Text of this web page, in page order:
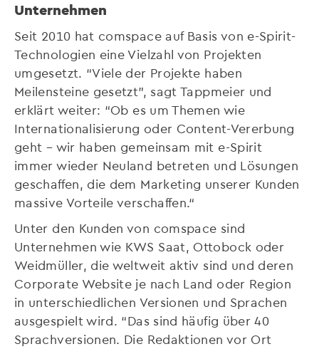
Unternehmen
Seit 2010 hat comspace auf Basis von e-Spirit-
Technologien eine Vielzahl von Projekten
umgesetzt. “Viele der Projekte haben
Meilensteine gesetzt”, sagt Tappmeier und
erklärt weiter: “Ob es um Themen wie
Internationalisierung oder Content-Vererbung
geht – wir haben gemeinsam mit e-Spirit
immer wieder Neuland betreten und Lösungen
geschaffen, die dem Marketing unserer Kunden
massive Vorteile verschaffen.“
Unter den Kunden von comspace sind
Unternehmen wie KWS Saat, Ottobock oder
Weidmüller, die weltweit aktiv sind und deren
Corporate Website je nach Land oder Region
in unterschiedlichen Versionen und Sprachen
ausgespielt wird. “Das sind häufig über 40
Sprachversionen. Die Redaktionen vor Ort